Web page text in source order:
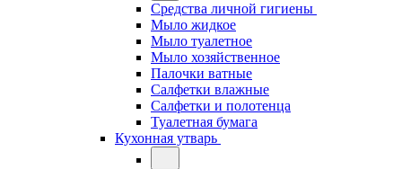
Средства личной гигиены
Мыло жидкое
Мыло туалетное
Мыло хозяйственное
Палочки ватные
Салфетки влажные
Салфетки и полотенца
Туалетная бумага
Кухонная утварь